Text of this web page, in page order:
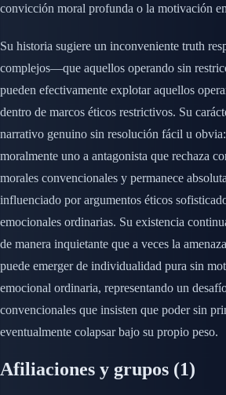
convicción moral profunda o la motivación
Su historia sugiere un inconveniente truth
complejos—que aquellos operando sin
pueden efectivamente explotar aquellos
dentro de marcos éticos restrictivos. Su
narrativo genuino sin resolución fácil u
moralmente uno a antagonista que rechaza
morales convencionales y permanece
influenciado por argumentos éticos
emocionales ordinarias. Su existencia
de manera inquietante que a veces la
puede emerger de individualidad pura sin
emocional ordinaria, representando un
convencionales que insisten que poder sin
eventualmente colapsar bajo su propio peso.
Afiliaciones y grupos (1)